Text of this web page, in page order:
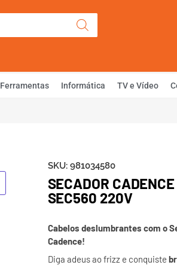
Ferramentas Informática TV e Vídeo
SKU: 981034580
SECADOR
SEC560 220V
Cabelos deslumbrantes com o
Cadence!
Diga adeus ao frizz e conquiste